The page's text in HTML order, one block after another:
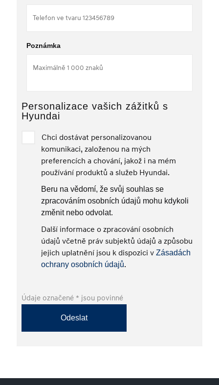
Poznámka
Personalizace vašich zážitků s
Hyundai
Chci dostávat personalizovanou
komunikaci, založenou na mých
preferencích a chování, jakož i na mém
používání produktů a služeb Hyundai.
Beru na vědomí, že svůj souhlas se
zpracováním osobních údajů mohu kdykoli
změnit nebo odvolat.
Další informace o zpracování osobních
údajů včetně práv subjektů údajů a způsobu
jejich uplatnění jsou k dispozici v Zásadách
ochrany osobních údajů.
Údaje označené * jsou povinné
Odeslat